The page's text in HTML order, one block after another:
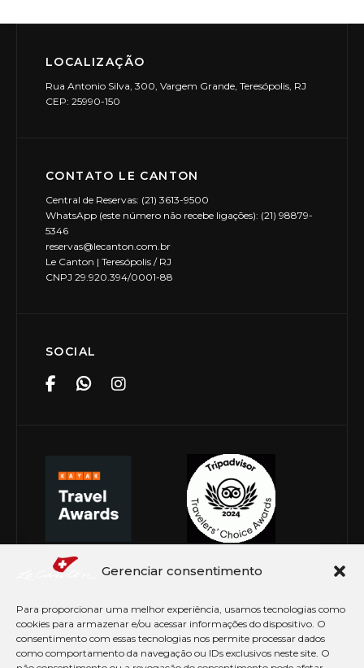
Gerenciar consentimento
Para proporcionar uma melhor experiência, usamos tecnologias como
cookies para armazenar e/ou acessar informações do dispositivo. O
consentimento com essas tecnologias nos permite processar dados
como comportamento da navegação ou IDs exclusivos neste site. O
LOCALIZAÇÃO
Rua Antonio Silva, 300, Vargem Grande, Teresópolis, RJ
CEP: 25990-150
CONTATO LE CANTON
Central de Reservas: (21) 3613-9500
WhatsApp (este número não recebe ligações): (21) 98879-
5346
reservas@lecanton.com.br
Le Canton | Teresópolis / RJ
CNPJ 29.920.394/0001-88
SOCIAL